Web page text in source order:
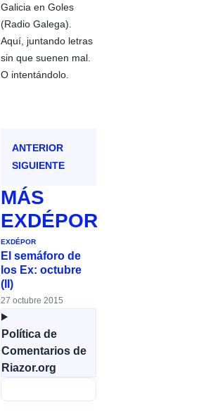
Galicia en Goles
(Radio Galega).
Aquí, juntando letras
sin que suenen mal.
O intentándolo.
ANTERIOR
SIGUIENTE
MÁS
EXDÉPOR
EXDÉPOR
El semáforo de
los Ex: octubre
(II)
27 octubre 2015
Política de
Comentarios de
Riazor.org